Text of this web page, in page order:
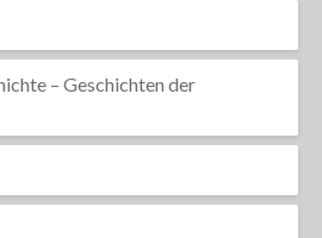
– Geschichten der